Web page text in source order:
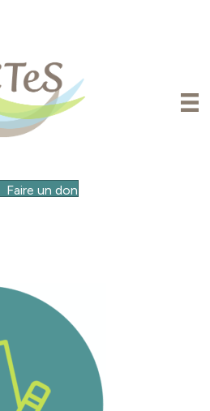
Faire un don